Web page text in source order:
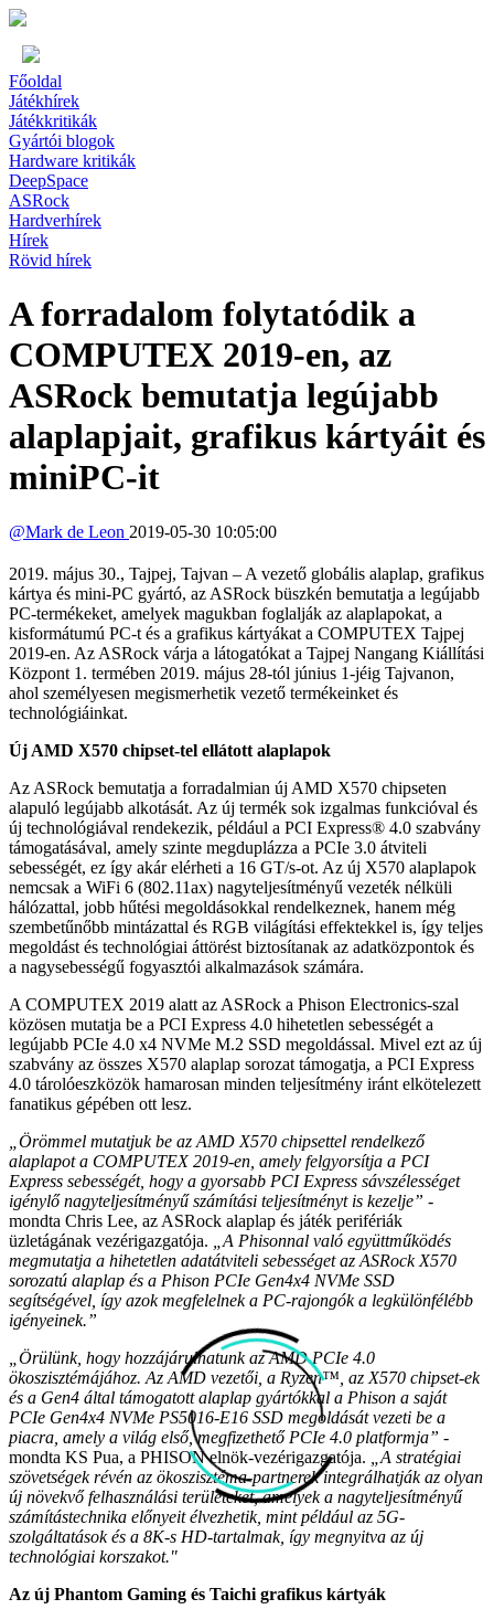
Főoldal
Játékhírek
Játékkritikák
Gyártói blogok
Hardware kritikák
DeepSpace
ASRock
Hardverhírek
Hírek
Rövid hírek
A forradalom folytatódik a
COMPUTEX 2019-en, az
ASRock bemutatja legújabb
alaplapjait, grafikus kártyáit és
miniPC-it
@Mark de Leon 2019-05-30 10:05:00
2019. május 30., Tajpej, Tajvan – A vezető globális alaplap, grafikus
kártya és mini-PC gyártó, az ASRock büszkén bemutatja a legújabb
PC-termékeket, amelyek magukban foglalják az alaplapokat, a
kisformátumú PC-t és a grafikus kártyákat a COMPUTEX Tajpej
2019-en. Az ASRock várja a látogatókat a Tajpej Nangang Kiállítási
Központ 1. termében 2019. május 28-tól június 1-jéig Tajvanon,
ahol személyesen megismerhetik vezető termékeinket és
technológiáinkat.
Új AMD X570 chipset-tel ellátott alaplapok
Az ASRock bemutatja a forradalmian új AMD X570 chipseten
alapuló legújabb alkotását. Az új termék sok izgalmas funkcióval és
új technológiával rendekezik, például a PCI Express® 4.0 szabvány
támogatásával, amely szinte megduplázza a PCIe 3.0 átviteli
sebességét, ez így akár elérheti a 16 GT/s-ot. Az új X570 alaplapok
nemcsak a WiFi 6 (802.11ax) nagyteljesítményű vezeték nélküli
hálózattal, jobb hűtési megoldásokkal rendelkeznek, hanem még
szembetűnőbb mintázattal és RGB világítási effektekkel is, így teljes
megoldást és technológiai áttörést biztosítanak az adatközpontok és
a nagysebességű fogyasztói alkalmazások számára.
A COMPUTEX 2019 alatt az ASRock a Phison Electronics-szal
közösen mutatja be a PCI Express 4.0 hihetetlen sebességét a
legújabb PCIe 4.0 x4 NVMe M.2 SSD megoldással. Mivel ezt az új
szabvány az összes X570 alaplap sorozat támogatja, a PCI Express
4.0 tárolóeszközök hamarosan minden teljesítmény iránt elkötelezett
fanatikus gépében ott lesz.
„Örömmel mutatjuk be az AMD X570 chipsettel rendelkező
alaplapot a COMPUTEX 2019-en, amely felgyorsítja a PCI
Express sebességét, hogy a gyorsabb PCI Express sávszélességet
igénylő nagyteljesítményű számítási teljesítményt is kezelje” -
mondta Chris Lee, az ASRock alaplap és játék perifériák
üzletágának vezérigazgatója.
„A Phisonnal való együttműködés
megmutatja a hihetetlen adatátviteli sebességet az ASRock X570
sorozatú alaplap és a Phison PCIe Gen4x4 NVMe SSD
segítségével, így azok megfelelnek a PC-rajongók a legkülönfélébb
igényeinek.”
„Örülünk, hogy hozzájárulhatunk az AMD PCIe 4.0
ökoszisztémájához. Az AMD vezetői, a Ryzen™, az X570 chipset-ek
és a Gen4 által támogatott alaplap gyártókkal a Phison a saját
PCIe Gen4x4 NVMe PS5016-E16 SSD megoldását vezeti be a
piacra, amely a világ első, megfizethető PCIe 4.0 platformja” -
mondta KS Pua, a PHISON elnök-vezérigazgatója.
„A stratégiai
szövetségek révén az ökoszisztéma-partnerek integrálhatják az olyan
új növekvő felhasználási területeket, amelyek a nagyteljesítményű
számítástechnika előnyeit élvezhetik, mint például az 5G-
szolgáltatások és a 8K-s HD-tartalmak, így megnyitva az új
technológiai korszakot."
Az új Phantom Gaming és Taichi grafikus kártyák